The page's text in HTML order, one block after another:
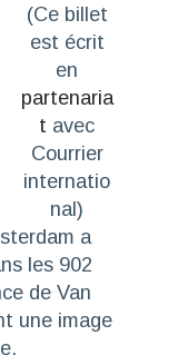
(Ce billet
est écrit
en
partenaria
t avec
Courrier
internatio
nal)
a
les 902
de Van
une image